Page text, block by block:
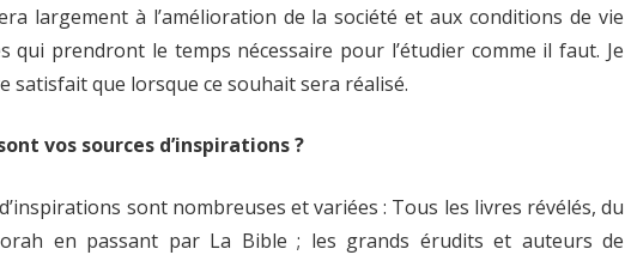
largement à l’amélioration de la société et aux conditions de vie
qui prendront le temps nécessaire pour l’étudier comme il faut. Je
satisfait que lorsque ce souhait sera réalisé.
vos sources d’inspirations ?
sont nombreuses et variées : Tous les livres révélés, du
en passant par La Bible ; les grands érudits et auteurs de